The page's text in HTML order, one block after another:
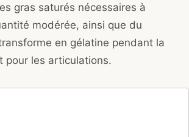
gras saturés nécessaires à
modérée, ainsi que du
en gélatine pendant la
pour les articulations.